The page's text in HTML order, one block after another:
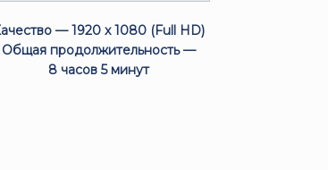
— 1920 x 1080 (Full HD)
Общая продолжительность —
8 часов 5 минут